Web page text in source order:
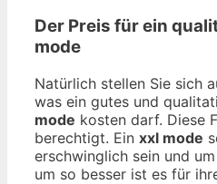
Der Preis für ein
mode
Natürlich stellen Sie sich
was ein gutes und
mode kosten darf. Diese
berechtigt. Ein xxl mode
erschwinglich sein und
um so besser ist es für